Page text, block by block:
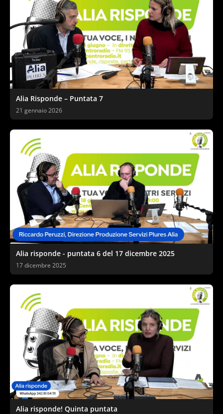
Alia Risponde – Puntata 7
21 gennaio 2026
Alia risponde - puntata 6 del 17 dicembre 2025
17 dicembre 2025
Alia risponde! Quinta puntata